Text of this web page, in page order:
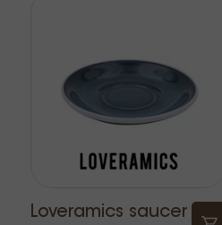
Loveramics saucer